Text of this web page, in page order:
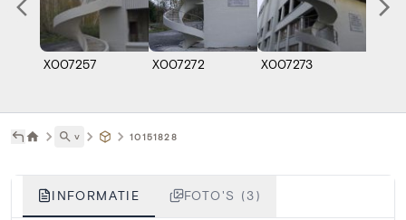
X007257 X007272 X007273
˅ 10151828
INFORMATIE FOTO'S (3)